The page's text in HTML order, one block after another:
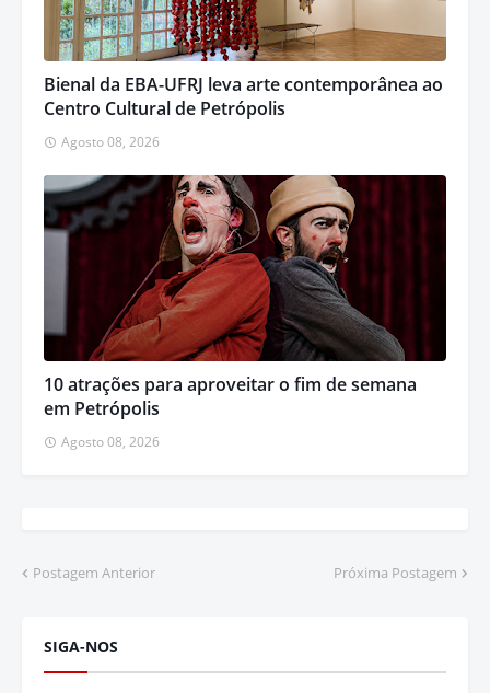
Bienal da EBA-UFRJ leva arte contemporânea ao
Centro Cultural de Petrópolis
Agosto 08, 2026
10 atrações para aproveitar o fim de semana
em Petrópolis
Agosto 08, 2026
Postagem Anterior Próxima Postagem
SIGA-NOS